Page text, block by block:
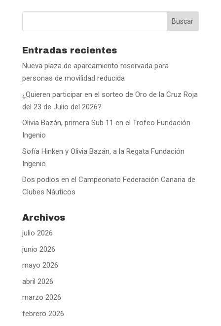
Entradas recientes
Nueva plaza de aparcamiento reservada para
personas de movilidad reducida
¿Quieren participar en el sorteo de Oro de la Cruz Roja
del 23 de Julio del 2026?
Olivia Bazán, primera Sub 11 en el Trofeo Fundación
Ingenio
Sofía Hinken y Olivia Bazán, a la Regata Fundación
Ingenio
Dos podios en el Campeonato Federación Canaria de
Clubes Náuticos
Archivos
julio 2026
junio 2026
mayo 2026
abril 2026
marzo 2026
febrero 2026